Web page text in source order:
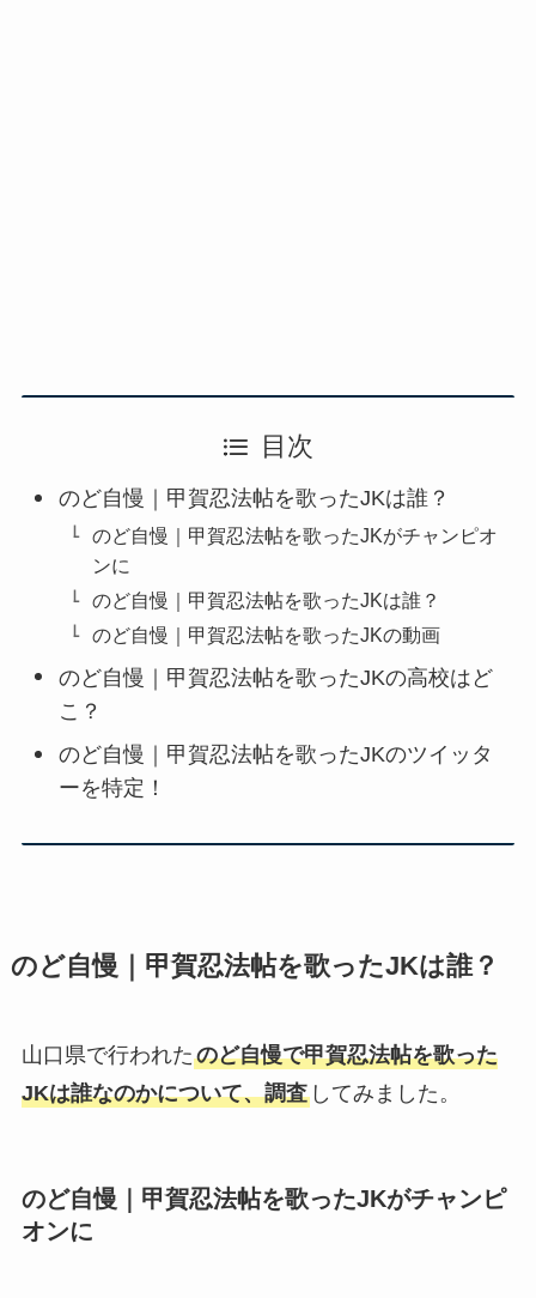
目次
のど自慢｜甲賀忍法帖を歌ったJKは誰？
のど自慢｜甲賀忍法帖を歌ったJKがチャンピオ
ンに
のど自慢｜甲賀忍法帖を歌ったJKは誰？
のど自慢｜甲賀忍法帖を歌ったJKの動画
のど自慢｜甲賀忍法帖を歌ったJKの高校はど
こ？
のど自慢｜甲賀忍法帖を歌ったJKのツイッタ
ーを特定！
のど自慢｜甲賀忍法帖を歌ったJKは誰？
山口県で行われたのど自慢で甲賀忍法帖を歌った
JKは誰なのかについて、調査してみました。
のど自慢｜甲賀忍法帖を歌ったJKがチャンピ
オンに